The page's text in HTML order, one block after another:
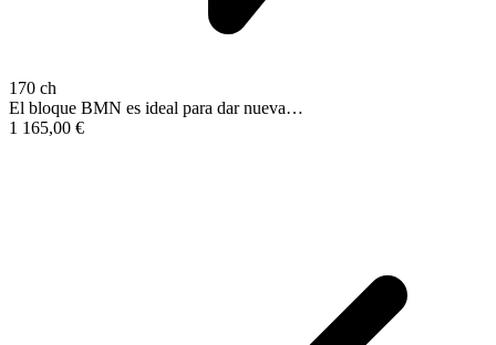
170 ch
El bloque BMN es ideal para dar nueva…
1 165,00 €